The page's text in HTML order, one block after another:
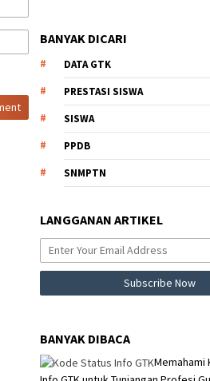
BANYAK DICARI
DATA GTK
PRESTASI SISWA
SISWA
PPDB
SNMPTN
LANGGANAN ARTIKEL
BANYAK DIBACA
Memahami